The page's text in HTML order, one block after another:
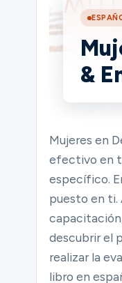
Ministries
Search
English
&
Mujeres en
efectivo en
específico.
puesto en ti.
descubrir el
realizar la
libro en